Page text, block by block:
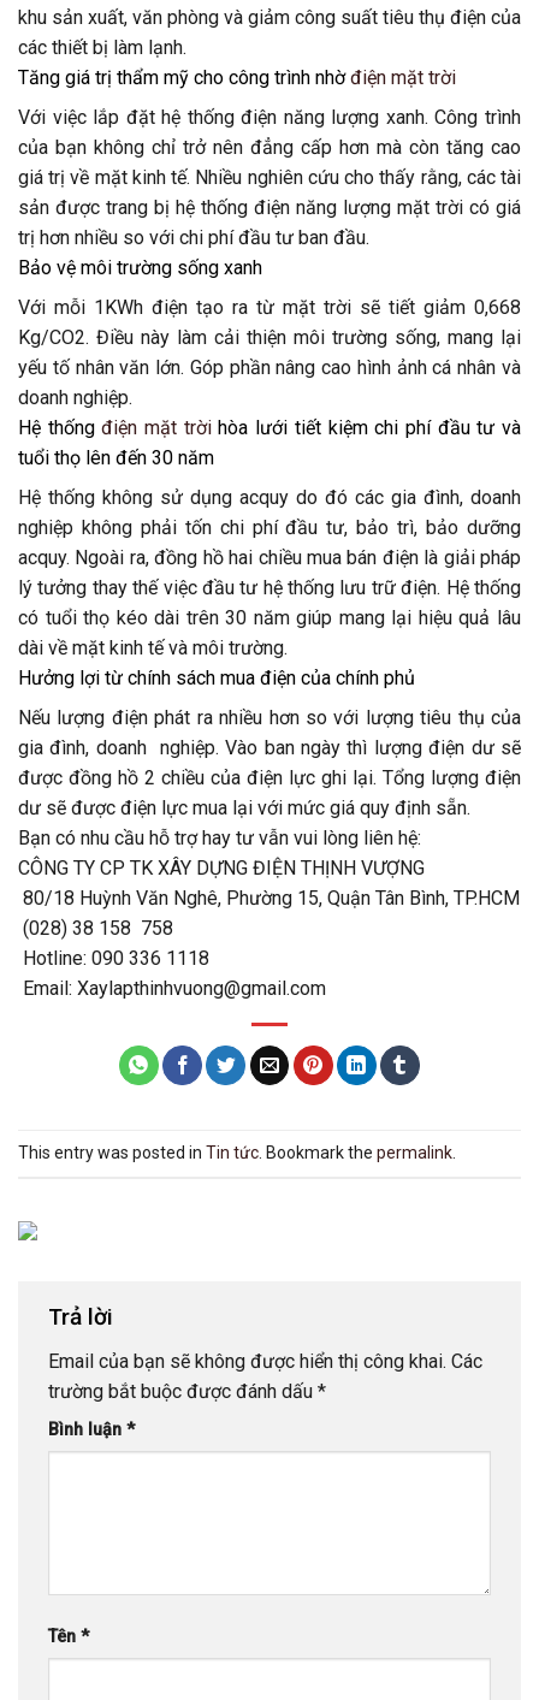
khu sản xuất, văn phòng và giảm công suất tiêu thụ điện của
các thiết bị làm lạnh.
Tăng giá trị thẩm mỹ cho công trình nhờđiện mặt trời
Với việc lắp đặt hệ thống điện năng lượng xanh. Công trình
của bạn không chỉ trở nên đẳng cấp hơn mà còn tăng cao
giá trị về mặt kinh tế. Nhiều nghiên cứu cho thấy rằng, các tài
sản được trang bị hệ thống điện năng lượng mặt trời có giá
trị hơn nhiều so với chi phí đầu tư ban đầu.
Bảo vệ môi trường sống xanh
Với mỗi 1KWh điện tạo ra từ mặt trời sẽ tiết giảm 0,668
Kg/CO2. Điều này làm cải thiện môi trường sống, mang lại
yếu tố nhân văn lớn. Góp phần nâng cao hình ảnh cá nhân và
doanh nghiệp.
Hệ thốngđiện mặt trờihòa lưới tiết kiệm chi phí đầu tư và
tuổi thọ lên đến 30 năm
Hệ thống không sử dụng acquy do đó các gia đình, doanh
nghiệp không phải tốn chi phí đầu tư, bảo trì, bảo dưỡng
acquy. Ngoài ra, đồng hồ hai chiều mua bán điện là giải pháp
lý tưởng thay thế việc đầu tư hệ thống lưu trữ điện. Hệ thống
có tuổi thọ kéo dài trên 30 năm giúp mang lại hiệu quả lâu
dài về mặt kinh tế và môi trường.
Hưởng lợi từ chính sách mua điện của chính phủ
Nếu lượng điện phát ra nhiều hơn so với lượng tiêu thụ của
gia đình, doanh nghiệp. Vào ban ngày thì lượng điện dư sẽ
được đồng hồ 2 chiều của điện lực ghi lại. Tổng lượng điện
dư sẽ được điện lực mua lại với mức giá quy định sẵn.
Bạn có nhu cầu hỗ trợ hay tư vẫn vui lòng liên hệ:
CÔNG TY CP TK XÂY DỰNG ĐIỆN THỊNH VƯỢNG
80/18 Huỳnh Văn Nghê, Phường 15, Quận Tân Bình, TP.HCM
(028) 38 158 758
Hotline: 090 336 1118
Email: Xaylapthinhvuong@gmail.com
This entry was posted in Tin tức . Bookmark the permalink
Trả lời
Email của bạn sẽ không được hiển thị công khai. Các
trường bắt buộc được đánh dấu *
Bình luận *
Tên *